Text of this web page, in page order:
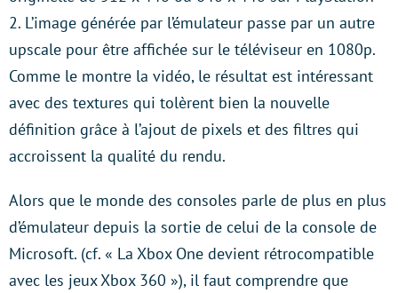
2. L’image générée par l’émulateur passe par un autre
upscale pour être affichée sur le téléviseur en 1080p.
Comme le montre la vidéo, le résultat est intéressant
avec des textures qui tolèrent bien la nouvelle
définition grâce à l’ajout de pixels et des filtres qui
accroissent la qualité du rendu.
Alors que le monde des consoles parle de plus en plus
d’émulateur depuis la sortie de celui de la console de
Microsoft. (cf. « La Xbox One devient rétrocompatible
avec les jeux Xbox 360 »), il faut comprendre que